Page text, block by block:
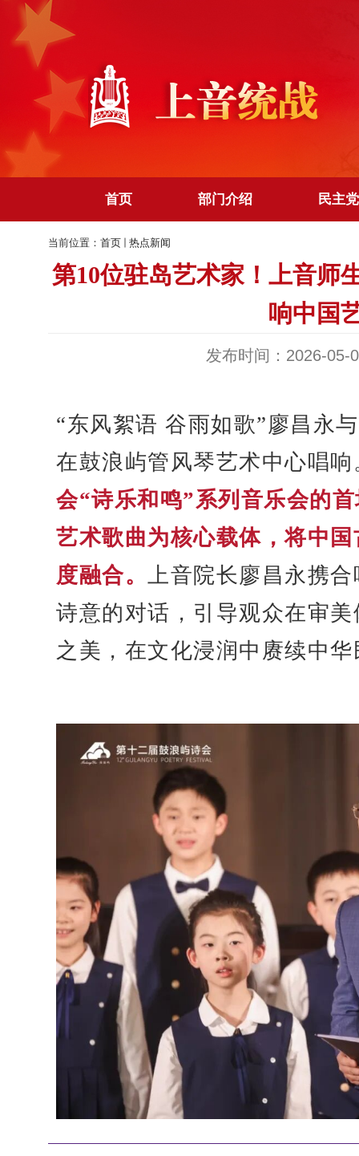
首页 部门介绍 民主
当前位置： 首页 热点新闻
第10位驻岛艺术家！上音师
响中国
发布时间：2026-05-
“东风絮语 谷雨如歌”廖昌永
在鼓浪屿管风琴艺术中心唱响
会“诗乐和鸣”系列音乐会的
艺术歌曲为核心载体，将中
度融合。 上音院长廖昌永携
诗意的对话，引导观众在审
之美，在文化浸润中赓续中